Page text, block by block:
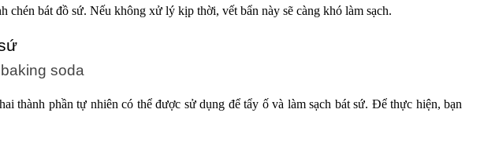
chén bát đồ sứ. Nếu không xử lý kịp thời, vết bẩn này sẽ càng khó làm sạch.
soda
thành phần tự nhiên có thể được sử dụng để tẩy ố và làm sạch bát sứ. Để thực hiện, bạn